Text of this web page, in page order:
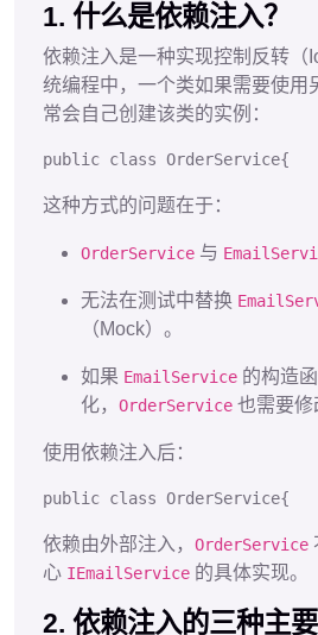
1. 什么是依赖注入？
依赖注入是一种实现控制反转（
统编程中，一个类如果需要使用
常会自己创建该类的实例：
public class OrderService{
这种方式的问题在于：
OrderService 与
无法在测试中替换
（Mock）。
如果 EmailService 的构造
化， OrderService 也需要修
使用依赖注入后：
public class OrderService{
依赖由外部注入， OrderService
心 IEmailService 的具体实现。
2. 依赖注入的三种主